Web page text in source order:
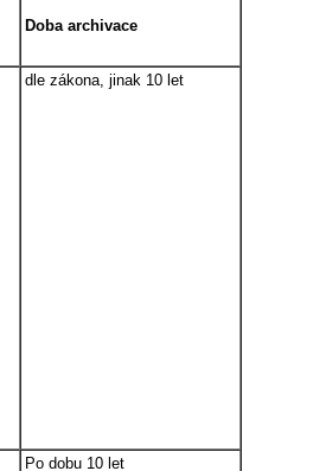
Doba archivace
dle zákona, jinak 10 let
Po dobu 10 let